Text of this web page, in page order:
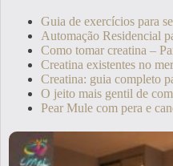
Guia de exercícios para
Automação Residencial
Como tomar creatina –
Creatina existentes no
Creatina: guia completo
O jeito mais gentil de
Pear Mule com pera e